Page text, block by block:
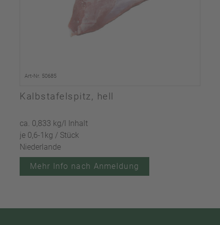
Art-Nr. 50685
Kalbstafelspitz, hell
ca. 0,833 kg/l Inhalt
je 0,6-1kg / Stück
Niederlande
Mehr Info nach Anmeldung